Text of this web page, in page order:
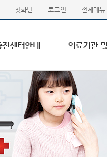
첫화면 로그인 전체메뉴
센터안내 의료기관